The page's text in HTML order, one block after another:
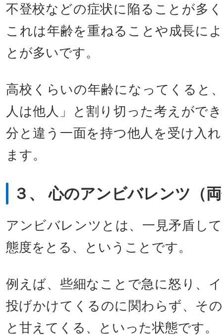
不登校などの症状に陥ることが多
これは年齢を重ねることや成長に
とが多いです。
高校くらいの年齢になってくると
人は他人」と割り切った考えがで
分と違う一面を持つ他人を受け入
ます。
３、 心のアンビバレンツ（
アンビバレンツとは、一見矛盾し
態度をとる、ということです。
例えば、些細なことで急に怒り、
投げかけてくるのに関わらず、そ
と甘えてくる、といった状態です。